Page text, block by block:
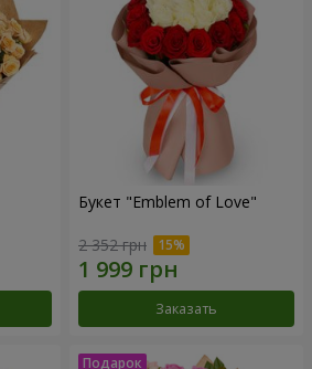
Букет "Emblem of Love"
2 352 грн
Заказать